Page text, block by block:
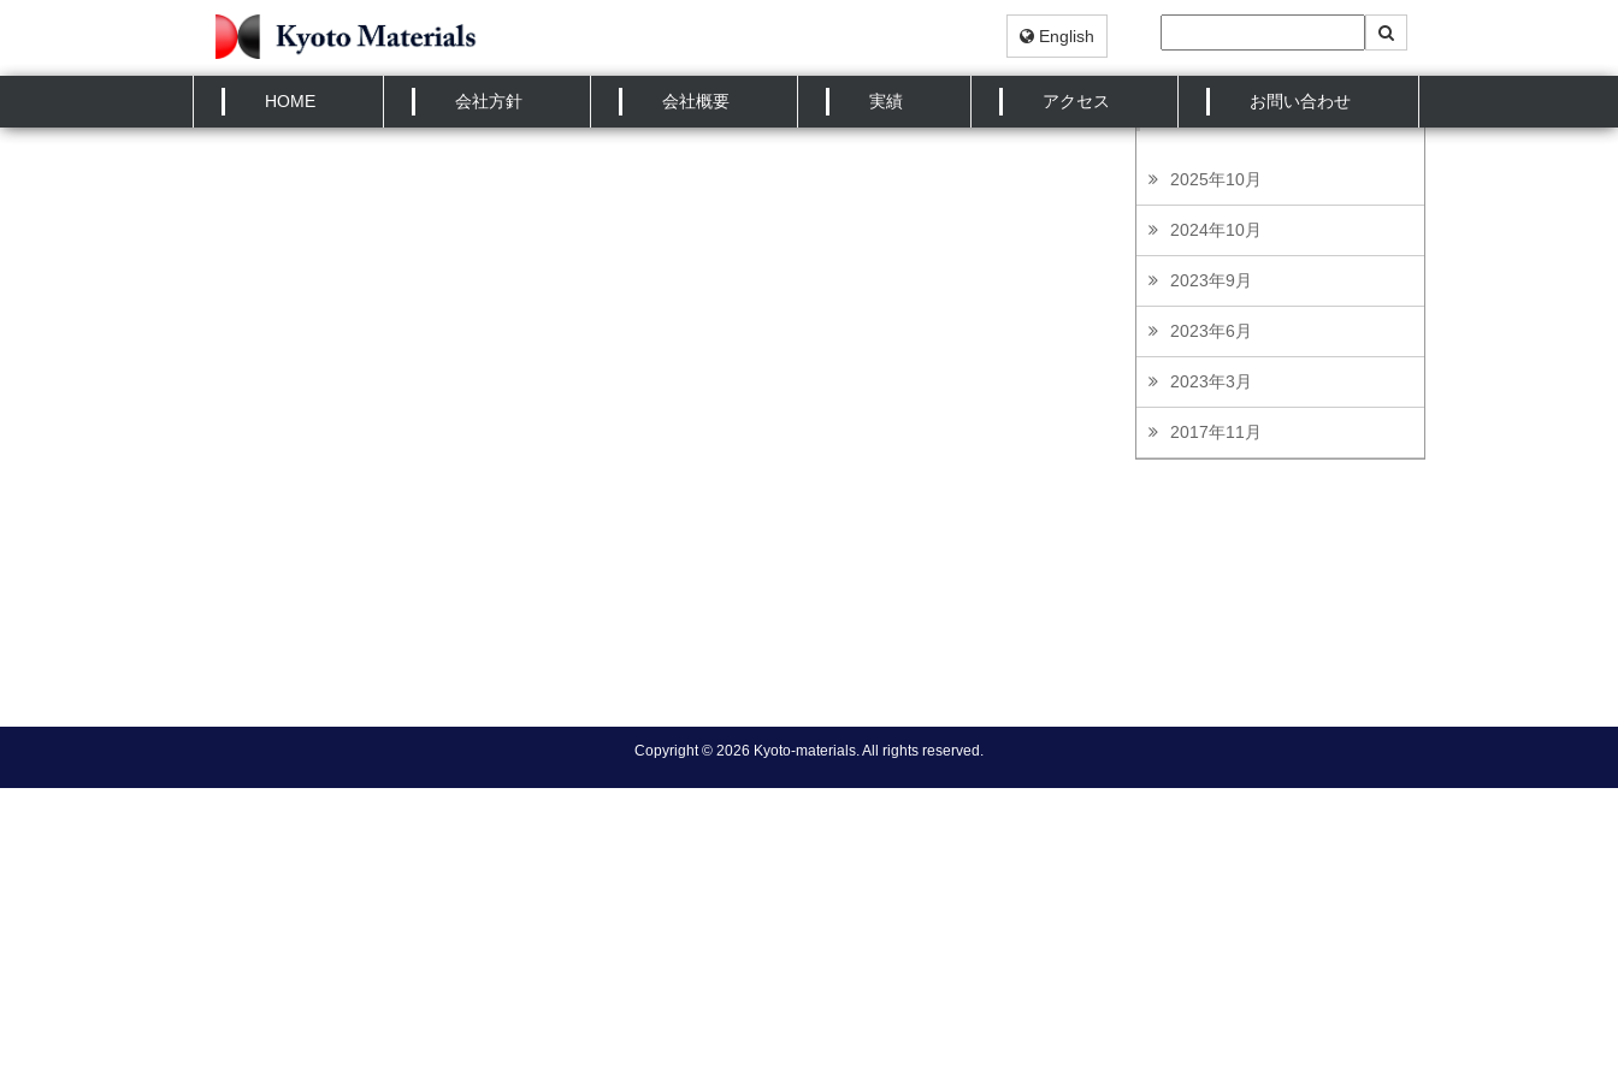
English
HOME 会社方針 会社概要 実績 アクセス お問い合わせ
HOME » NEWS
2025年10月
2024年10月
2023年9月
2023年6月
2023年3月
2017年11月
English website is opened
Copyright © 2026 Kyoto-materials. All rights reserved.